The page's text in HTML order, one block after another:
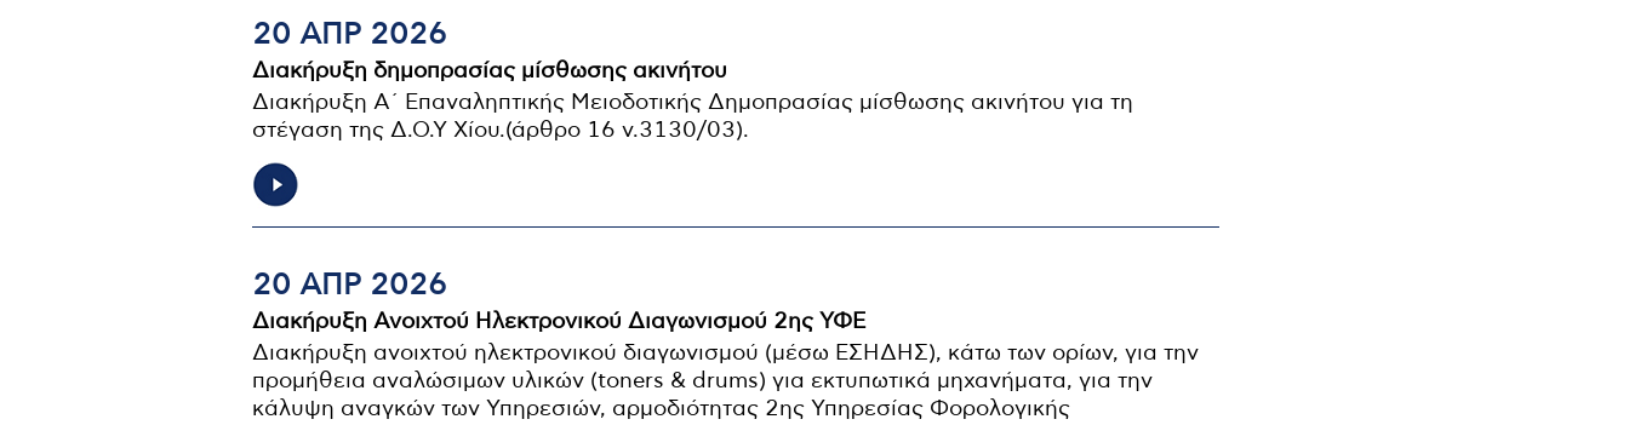
20 ΑΠΡ 2026
Διακήρυξη δημοπρασίας μίσθωσης ακινήτου
Διακήρυξη Α΄ Επαναληπτικής Μειοδοτικής Δημοπρασίας μίσθωσης ακινήτου για τη
στέγαση της Δ.Ο.Υ Χίου.(άρθρο 16 ν.3130/03).
20 ΑΠΡ 2026
Διακήρυξη Ανοιχτού Ηλεκτρονικού Διαγωνισμού 2ης ΥΦΕ
Διακήρυξη ανοιχτού ηλεκτρονικού διαγωνισμού (μέσω ΕΣΗΔΗΣ), κάτω των ορίων, για την
προμήθεια αναλώσιμων υλικών (toners & drums) για εκτυπωτικά μηχανήματα, για την
κάλυψη αναγκών των Υπηρεσιών, αρμοδιότητας 2ης Υπηρεσίας Φορολογικής